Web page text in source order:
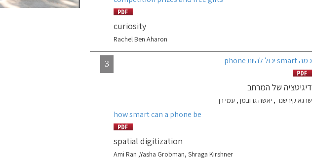
curiosity
Rachel Ben Aharon
כמה smart יכול להיות phone
דיגיטציה של המרחב
שרגא קירשנר , יאשה גרובמן , עמי רן
how smart can a phone be
spatial digitization
Ami Ran ,Yasha Grobman, Shraga Kirshner
3